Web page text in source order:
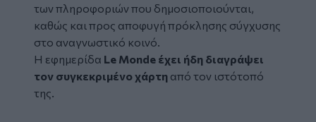
των πληροφοριών που δημοσιοποιούνται,
καθώς και προς αποφυγή πρόκλησης σύγχυσης
στο αναγνωστικό κοινό.
Η εφημερίδα Le Monde έχει ήδη διαγράψει
τον συγκεκριμένο χάρτη από τον ιστότοπό
της.